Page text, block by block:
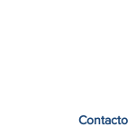
Contacto